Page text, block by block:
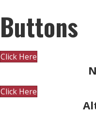
Buttons
Click Here
Click Here